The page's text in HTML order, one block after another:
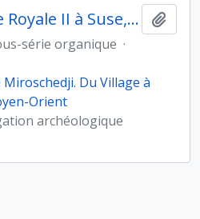
Chantier de la Ville Royale II à Suse, Iran
série organique ·
Miroschedji. Du Village à
Orient
archéologique